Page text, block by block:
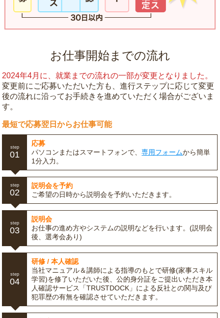
お仕事開始までの流れ
2024年4月に、就業までの流れの一部が変更となりました。
変更前にご応募いただいた方も、進行ステップに応じて変更
後の流れに沿ってお手続きを進めていただく場合がございま
す。
最短で応募翌日からお仕事可能
step
01
応募
パソコンまたはスマートフォンで、専用フォームから簡単
1分入力。
step
02
説明会を予約
ご希望の日時から説明会を予約いただきます。
step
03
説明会
お仕事の進め方やシステムの説明などを行います。(説明会
後、選考会あり)
step
04
研修 / 本人確認
当社マニュアル＆講師による指導のもとで研修(家事スキル
学習)を修了いただいた後、公的身分証をご提出いただき本
人確認サービス「TRUSTDOCK」による反社との関与及び
犯罪歴の有無を確認させていただきます。